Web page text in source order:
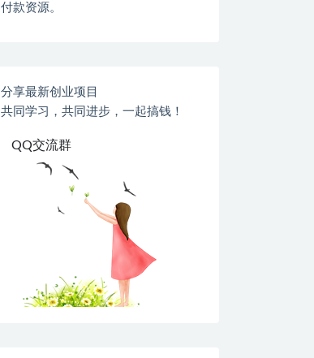
付款资源。
分享最新创业项目
共同学习，共同进步，一起搞钱！
QQ交流群